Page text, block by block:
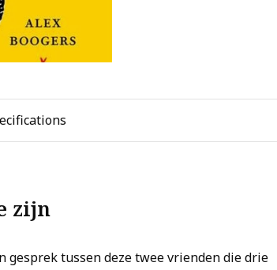
zijn
gesprek tussen deze twee vrienden die drie